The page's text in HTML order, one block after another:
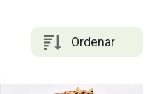
Ordenar